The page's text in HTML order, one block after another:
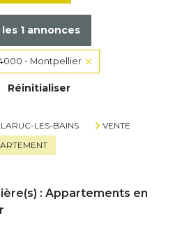
les 1annonces
- Montpellier
Réinitialiser
LES-BAINS
VENTE
: Appartements en